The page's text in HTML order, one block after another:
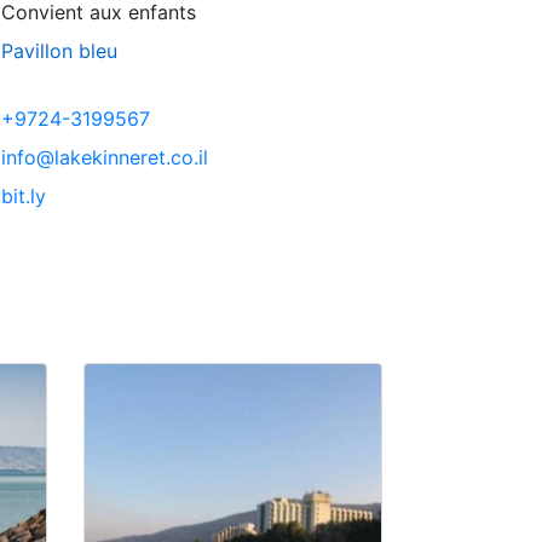
aux enfants
bleu
+9724-3199567
info@lakekinneret.co.il
bit.ly